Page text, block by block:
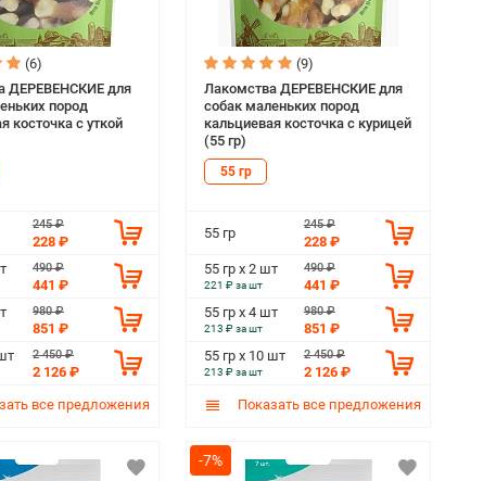
(6)
ДЕРЕВЕНСКИЕ для
пород
косточка с уткой
245 ₽
228 ₽
490 ₽
441 ₽
980 ₽
851 ₽
2 450 ₽
2 126 ₽
все предложения
(9)
Лакомства ДЕРЕВЕНСКИЕ для
собак маленьких пород
кальциевая косточка с курицей
(55 гр)
55 гр
55 гр
245 ₽
228 ₽
55 гр х 2 шт
221 ₽ за шт
490 ₽
441 ₽
55 гр х 4 шт
213 ₽ за шт
980 ₽
851 ₽
55 гр х 10 шт
213 ₽ за шт
2 450 ₽
2 126 ₽
Показать все предложения
-7%